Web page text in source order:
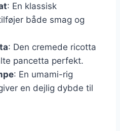
: En klassisk
både smag og
: Den cremede ricotta
pancetta perfekt.
: En umami-rig
en dejlig dybde til